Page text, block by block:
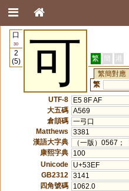
口
30
2
(5)
可 繁 簡 港
繁簡對應
繁
UTF-8
E5 8F AF
大五碼 A569
倉頡碼 一弓口
Matthews
3381
漢語大字典
（一版）0567；
康熙字典
100
Unicode
U+53EF
GB2312
3141
四角號碼
1062.0